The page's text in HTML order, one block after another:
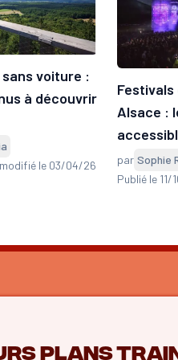
sans voiture :
à découvrir
le 03/04/26
Alsace :
par Sophie
Publié le 11/
plans